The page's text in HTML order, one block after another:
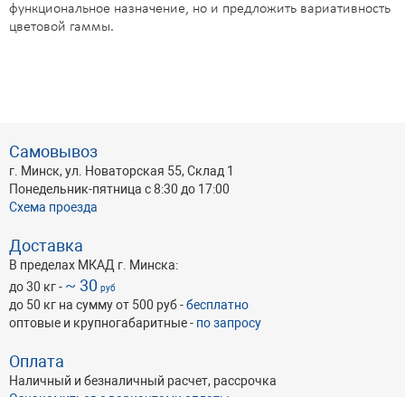
функциональное назначение, но и предложить вариативность
цветовой гаммы.
Самовывоз
г. Минск, ул. Новаторская 55, Склад 1
Понедельник-пятница с 8:30 до 17:00
Схема проезда
Доставка
В пределах МКАД г. Минска:
до 30 кг - ~ 30 руб
до 50 кг на сумму от 500 руб -бесплатно
оптовые и крупногабаритные - по запросу
Оплата
Наличный и безналичный расчет, рассрочка